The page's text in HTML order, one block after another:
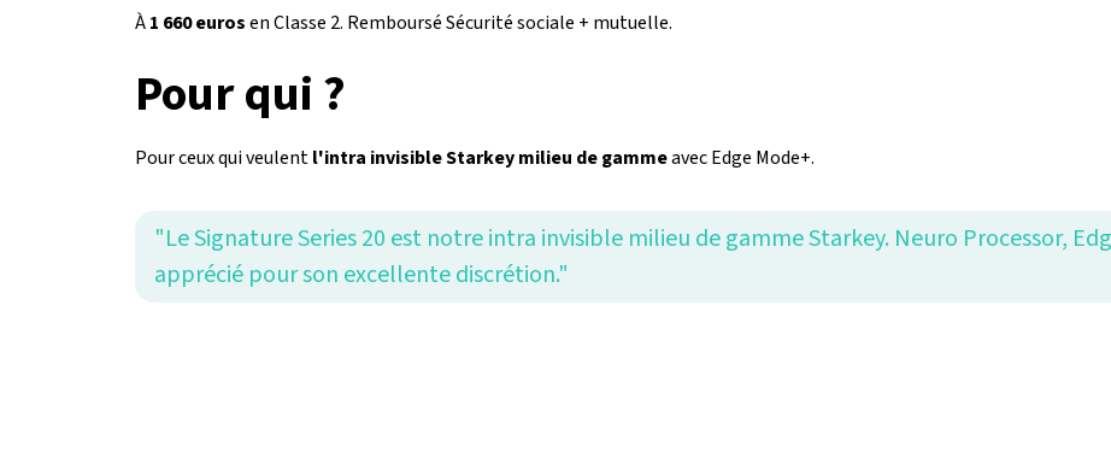
À1 660 eurosen Classe 2. Remboursé Sécurité sociale + mutuelle.
Pour qui ?
Pour ceux qui veulentl'intra invisible Starkey milieu de gammeavec Edge Mode+.
"Le Signature Series 20 est notre intra invisible milieu de gamme Starkey. Neuro Processor,
apprécié pour son excellente discrétion."